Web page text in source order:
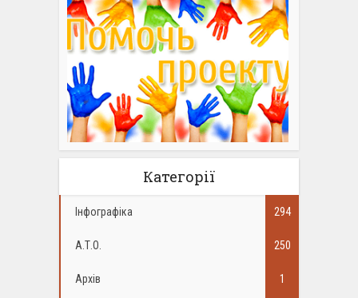
Категорії
Інфографіка 294
А.Т.О. 250
Архів 1